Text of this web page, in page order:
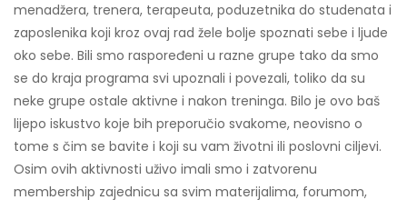
menadžera, trenera, terapeuta, poduzetnika do studenata i
zaposlenika koji kroz ovaj rad žele bolje spoznati sebe i ljude
oko sebe. Bili smo raspoređeni u razne grupe tako da smo
se do kraja programa svi upoznali i povezali, toliko da su
neke grupe ostale aktivne i nakon treninga. Bilo je ovo baš
lijepo iskustvo koje bih preporučio svakome, neovisno o
tome s čim se bavite i koji su vam životni ili poslovni ciljevi.
Osim ovih aktivnosti uživo imali smo i zatvorenu
membership zajednicu sa svim materijalima, forumom,